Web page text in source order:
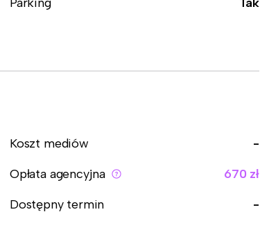
Koszt mediów
-
Opłata agencyjna
670 zł
Dostępny termin -